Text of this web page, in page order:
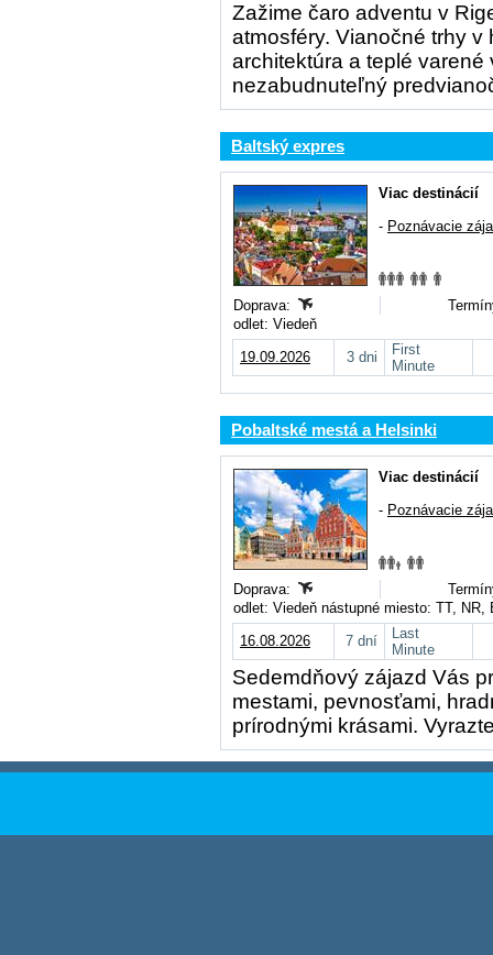
Zažime čaro adventu v
atmosféry. Vianočné trhy
architektúra a teplé
nezabudnuteľný
Baltský expres
Viac destinácií
- Poznávacie
Doprava:
odlet: Viedeň
19.09.2026
3 dni
First
Minute
Pobaltské mestá a Helsinki
Viac destinácií
- Poznávacie
Doprava:
odlet: Viedeň nástupné miesto: TT, NR,
16.08.2026
7 dní
Last
Minute
Sedemdňový zájazd Vás
mestami, pevnosťami,
prírodnými krásami.